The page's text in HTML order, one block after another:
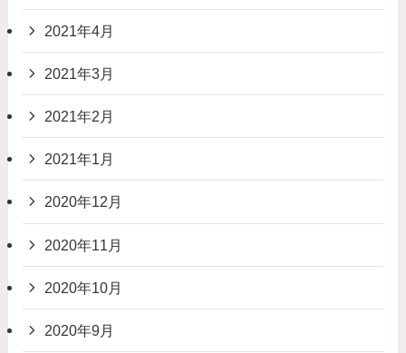
2021年4月
2021年3月
2021年2月
2021年1月
2020年12月
2020年11月
2020年10月
2020年9月